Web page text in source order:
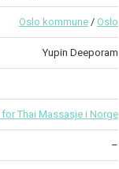
Oslo kommune / Oslo
Yupin Deeporam
Thai Massasje i Norge
–